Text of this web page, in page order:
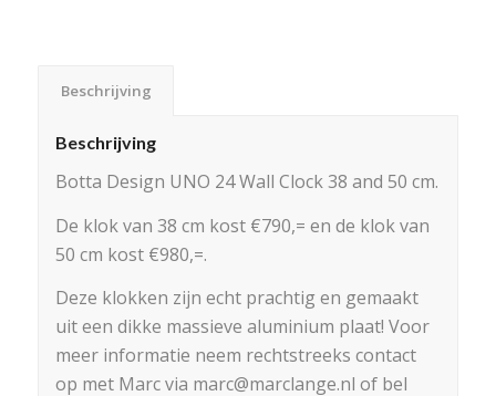
Beschrijving
Beschrijving
Botta Design UNO 24 Wall Clock 38 and 50 cm.
De klok van 38 cm kost €790,= en de klok van
50 cm kost €980,=.
Deze klokken zijn echt prachtig en gemaakt
uit een dikke massieve aluminium plaat! Voor
meer informatie neem rechtstreeks contact
op met Marc via marc@marclange.nl of bel